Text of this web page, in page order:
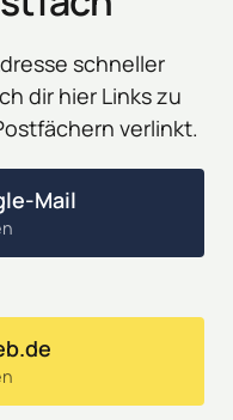
schneller
dir hier Links zu
verlinkt.
Mail